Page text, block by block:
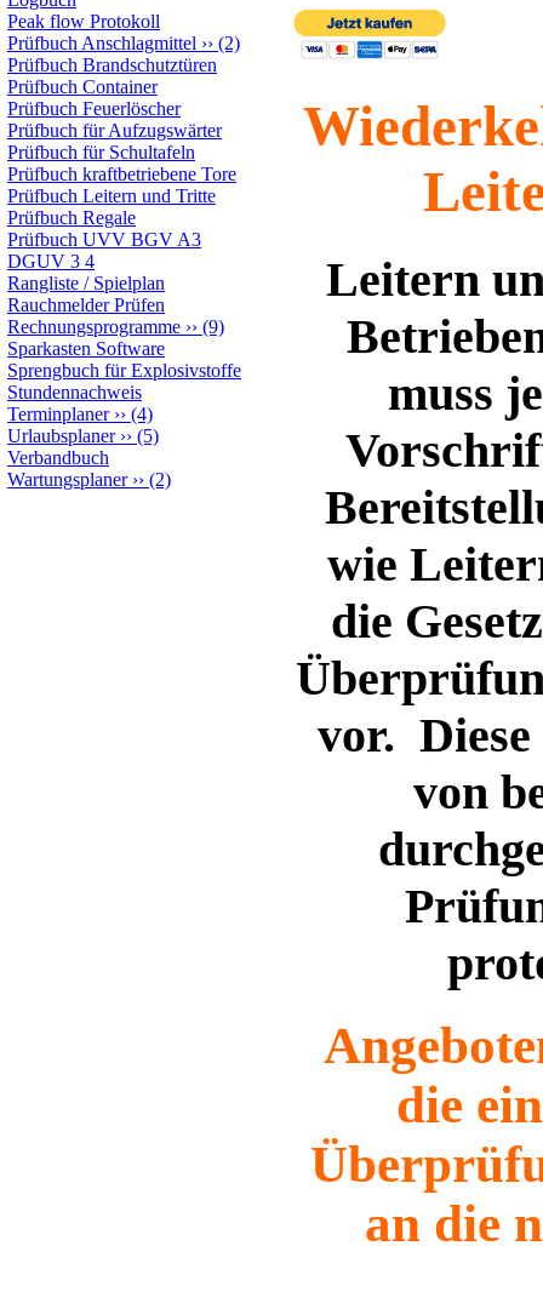
Peak flow Protokoll
Prüfbuch Anschlagmittel ›› (2)
Prüfbuch Brandschutztüren
Prüfbuch Container
Prüfbuch Feuerlöscher
Prüfbuch für Aufzugswärter
Prüfbuch für Schultafeln
Prüfbuch kraftbetriebene Tore
Prüfbuch Leitern und Tritte
Prüfbuch Regale
Prüfbuch UVV BGV A3
DGUV 3 4
Rangliste / Spielplan
Rauchmelder Prüfen
Rechnungsprogramme ›› (9)
Sparkasten Software
Sprengbuch für Explosivstoffe
Stundennachweis
Terminplaner›› (4)
Urlaubsplaner›› (5)
Verbandbuch
Wartungsplaner›› (2)
Leitern
muss
wie
die
vor.
von
die
an die